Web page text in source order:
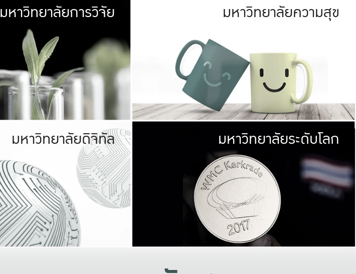
มหาวิทยาลัย
เกษตรศาสตร์ มีพื้นที่เขียวสดใส หนาแน่น
เป็นป่าในเมือง (URBAN FOREST)
เกษตรในเมือง (URBAN AGRICULTURE)
ที่นับรวมกันได้ประมาณ 1,400 ไร่
มหาวิทยาลัยการวิจัย มหาวิทยาลัย
ให้กับประชาชน
มหาวิทยาลัยความสุข
มหาวิทยาลัยรับผิดชอบต่อสังคม
ร่วมมือกับชุมชน เพื่อความกินดีอยู่ดี
และความสุขอย่างยั่งยืน
มองปัญหาในภาพกว้าง
แก้ไขจากปัญหาจุดเล็กๆ
มหาวิทยาลัยดิจิทัล มหาวิทยา
พร้อมที่จ
และผลักดันในการใช้ระบบส
เพื่อการทำงานแ
มหาวิทยาลัยระดับโลก